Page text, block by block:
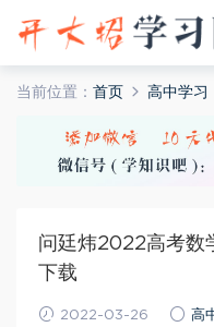
当前位置： 首页 高中学习
问廷炜2022高考数
下载
2022-03-26 高